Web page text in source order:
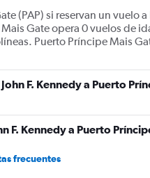
(PAP) si reservan un vuelo
Gate opera 0 vuelos de
Puerto Príncipe Mais
F. Kennedy a Puerto
F. Kennedy a Puerto
frecuentes